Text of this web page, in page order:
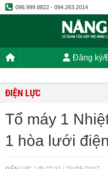
096.999.8822 - 094.263.2014
Đăng ký/
ĐIỆN LỰC
Tổ máy 1
1 hòa lưới